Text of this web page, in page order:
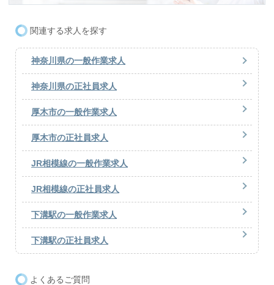
関連する求人を探す
神奈川県の一般作業求人
神奈川県の正社員求人
厚木市の一般作業求人
厚木市の正社員求人
JR相模線の一般作業求人
JR相模線の正社員求人
下溝駅の一般作業求人
下溝駅の正社員求人
よくあるご質問